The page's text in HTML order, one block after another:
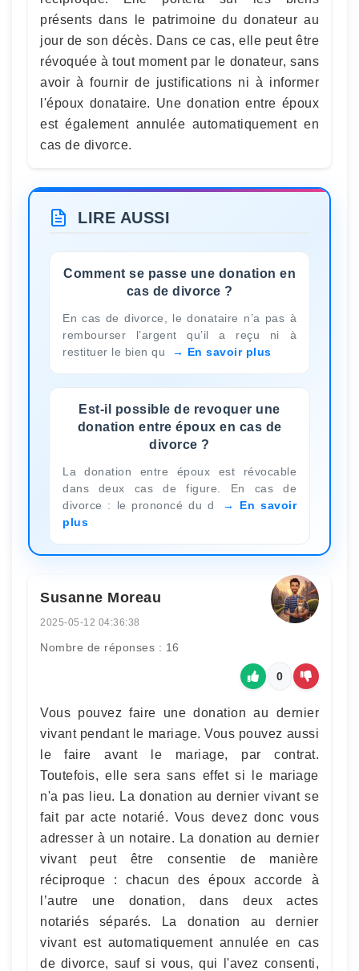
présents dans le patrimoine du donateur au
jour de son décès. Dans ce cas, elle peut être
révoquée à tout moment par le donateur, sans
avoir à fournir de justifications ni à informer
l'époux donataire. Une donation entre époux
est également annulée automatiquement en
cas de divorce.
LIRE AUSSI
Comment se passe une donation en
cas de divorce ?
En cas de divorce, le donataire n’a pas à
rembourser l’argent qu’il a reçu ni à
restituer le bien qu
En savoir plus
Est-il possible de revoquer une
donation entre époux en cas de
divorce ?
La donation entre époux est révocable
dans deux cas de figure. En cas de
divorce : le prononcé du d
En savoir
plus
Susanne Moreau
2025-05-12 04:36:38
Nombre de réponses : 16
0
Vous pouvez faire une donation au dernier
vivant pendant le mariage. Vous pouvez aussi
le faire avant le mariage, par contrat.
Toutefois, elle sera sans effet si le mariage
n'a pas lieu. La donation au dernier vivant se
fait par acte notarié. Vous devez donc vous
adresser à un notaire. La donation au dernier
vivant peut être consentie de manière
réciproque : chacun des époux accorde à
l’autre une donation, dans deux actes
notariés séparés. La donation au dernier
vivant est automatiquement annulée en cas
de divorce, sauf si vous, qui l'avez consenti,